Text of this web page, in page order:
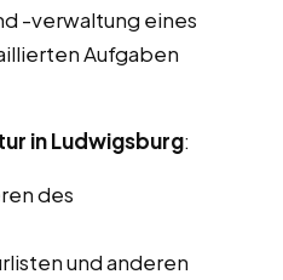
-verwaltung eines
Aufgaben
in Ludwigsburg:
des
und anderen